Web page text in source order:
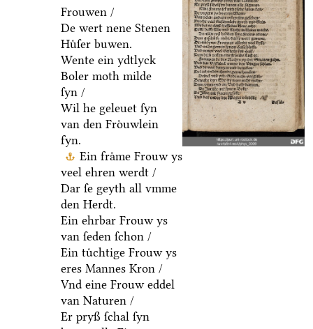
Frouwen /
De wert nene Stenen
Huͤſer buwen.
Wente ein ydtlyck
Boler moth milde
ſyn /
Wil he geleuet ſyn
van den Froͤuwlein
fyn.
Ein fraͤme Frouw ys
veel ehren werdt /
Dar ſe geyth all vmme
den Herdt.
Ein ehrbar Frouw ys
van ſeden ſchon /
Ein tuͤchtige Frouw ys
eres Mannes Kron /
Vnd eine Frouw eddel
van Naturen /
Er pryß ſchal ſyn